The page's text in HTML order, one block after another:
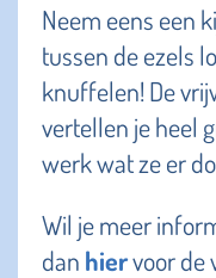
Neem eens een
tussen de ezels
knuffelen! De
vertellen je heel
werk wat ze er
Wil je meer
dan hiervoor de